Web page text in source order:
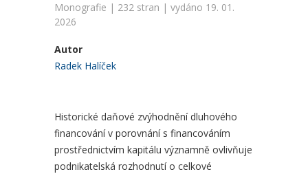
Monografie | 232 stran | vydáno 19. 01.
2026
Autor
Radek Halíček
Historické daňové zvýhodnění dluhového
financování v porovnání s financováním
prostřednictvím kapitálu významně ovlivňuje
podnikatelská rozhodnutí o celkové